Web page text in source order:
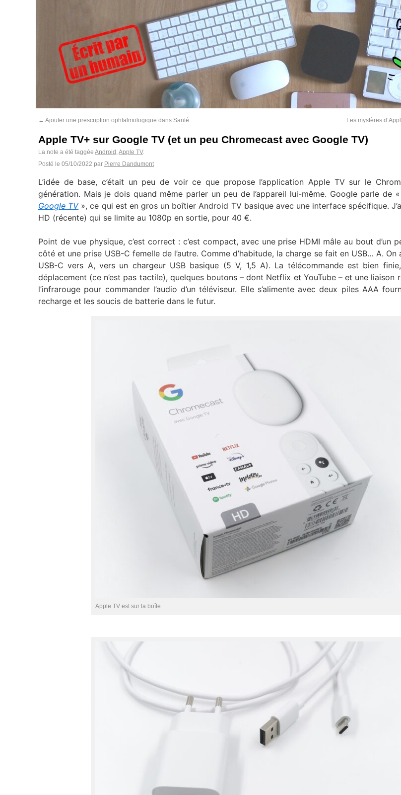
← Ajouter une prescription ophtalmologique dans Santé Les mystères
Apple TV+ sur Google TV (et un peu Chromecast avec Google TV)
La note a été taggée Android ,Apple TV.
Posté le 05/10/2022 par Pierre Dandumont
L’idée de base, c’était un peu de voir ce que propose l’application Apple TV sur le
génération. Mais je dois quand même parler un peu de l’appareil lui-même. Google parle de «
Google TV», ce qui est en gros un boîtier Android TV basique avec une interface spécifique.
HD (récente) qui se limite au 1080p en sortie, pour 40 €.
Point de vue physique, c’est correct : c’est compact, avec une prise HDMI mâle au bout d’un
côté et une prise USB-C femelle de l’autre. Comme d’habitude, la charge se fait en USB… A.
USB-C vers A, vers un chargeur USB basique (5 V, 1,5 A). La télécommande est bien
déplacement (ce n’est pas tactile), quelques boutons – dont Netflix et YouTube – et une liaison
l’infrarouge pour commander l’audio d’un téléviseur. Elle s’alimente avec deux piles AAA
recharge et les soucis de batterie dans le futur.
Apple TV est sur la boîte